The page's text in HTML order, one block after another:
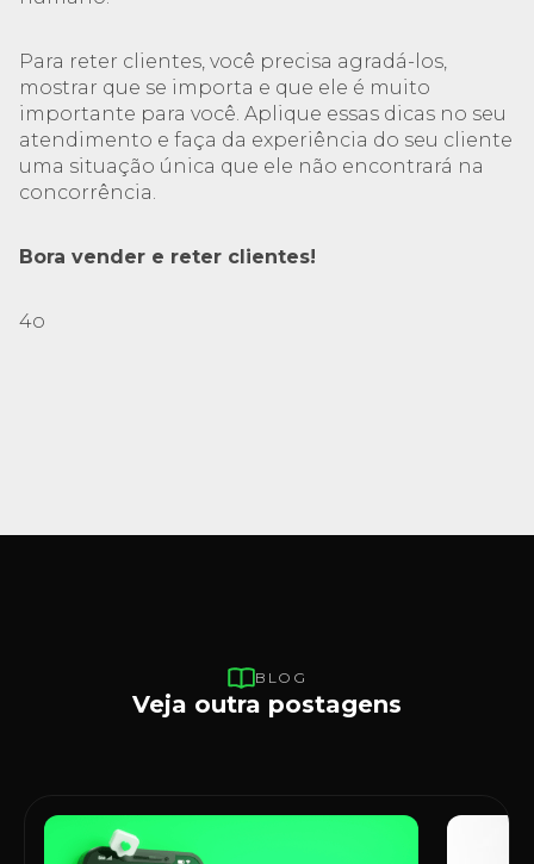
Para reter clientes, você precisa agradá-los,
mostrar que se importa e que ele é muito
importante para você. Aplique essas dicas no seu
atendimento e faça da experiência do seu cliente
uma situação única que ele não encontrará na
concorrência.
Bora vender e reter clientes!
4o
BLOG
Veja outra postagens